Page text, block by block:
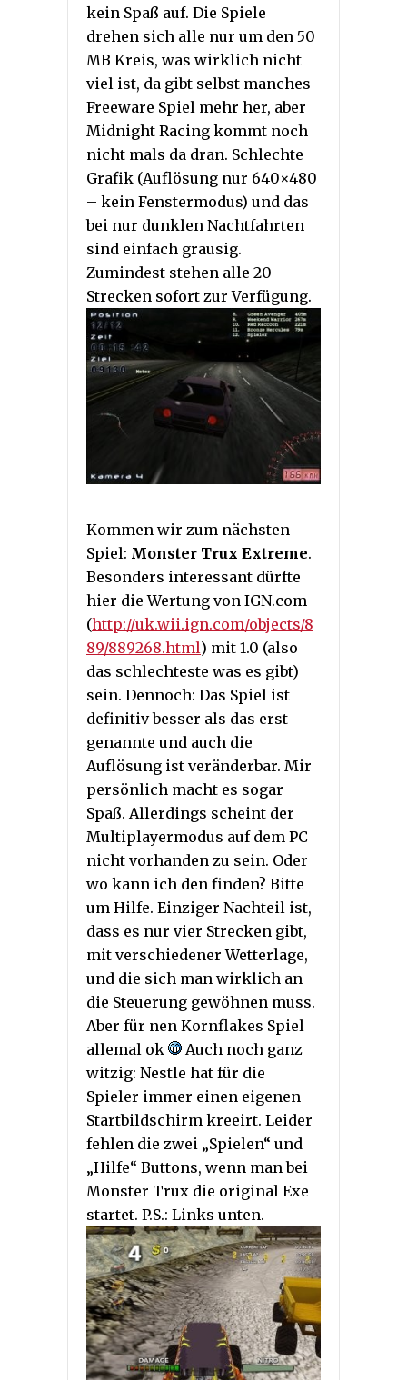
kein Spaß auf. Die Spiele
drehen sich alle nur um den 50
MB Kreis, was wirklich nicht
viel ist, da gibt selbst manches
Freeware Spiel mehr her, aber
Midnight Racing kommt noch
nicht mals da dran. Schlechte
Grafik (Auflösung nur 640×480
– kein Fenstermodus) und das
bei nur dunklen Nachtfahrten
sind einfach grausig.
Zumindest stehen alle 20
Strecken sofort zur Verfügung.
Kommen wir zum nächsten
Spiel: Monster Trux Extreme.
Besonders interessant dürfte
hier die Wertung von IGN.com
(http://uk.wii.ign.com/objects/8
89/889268.html) mit 1.0 (also
das schlechteste was es gibt)
sein. Dennoch: Das Spiel ist
definitiv besser als das erst
genannte und auch die
Auflösung ist veränderbar. Mir
persönlich macht es sogar
Spaß. Allerdings scheint der
Multiplayermodus auf dem PC
nicht vorhanden zu sein. Oder
wo kann ich den finden? Bitte
um Hilfe. Einziger Nachteil ist,
dass es nur vier Strecken gibt,
mit verschiedener Wetterlage,
und die sich man wirklich an
die Steuerung gewöhnen muss.
Aber für nen Kornflakes Spiel
allemal ok
Auch noch ganz
witzig: Nestle hat für die
Spieler immer einen eigenen
Startbildschirm kreeirt. Leider
fehlen die zwei „Spielen“ und
„Hilfe“ Buttons, wenn man bei
Monster Trux die original Exe
startet. P.S.: Links unten.